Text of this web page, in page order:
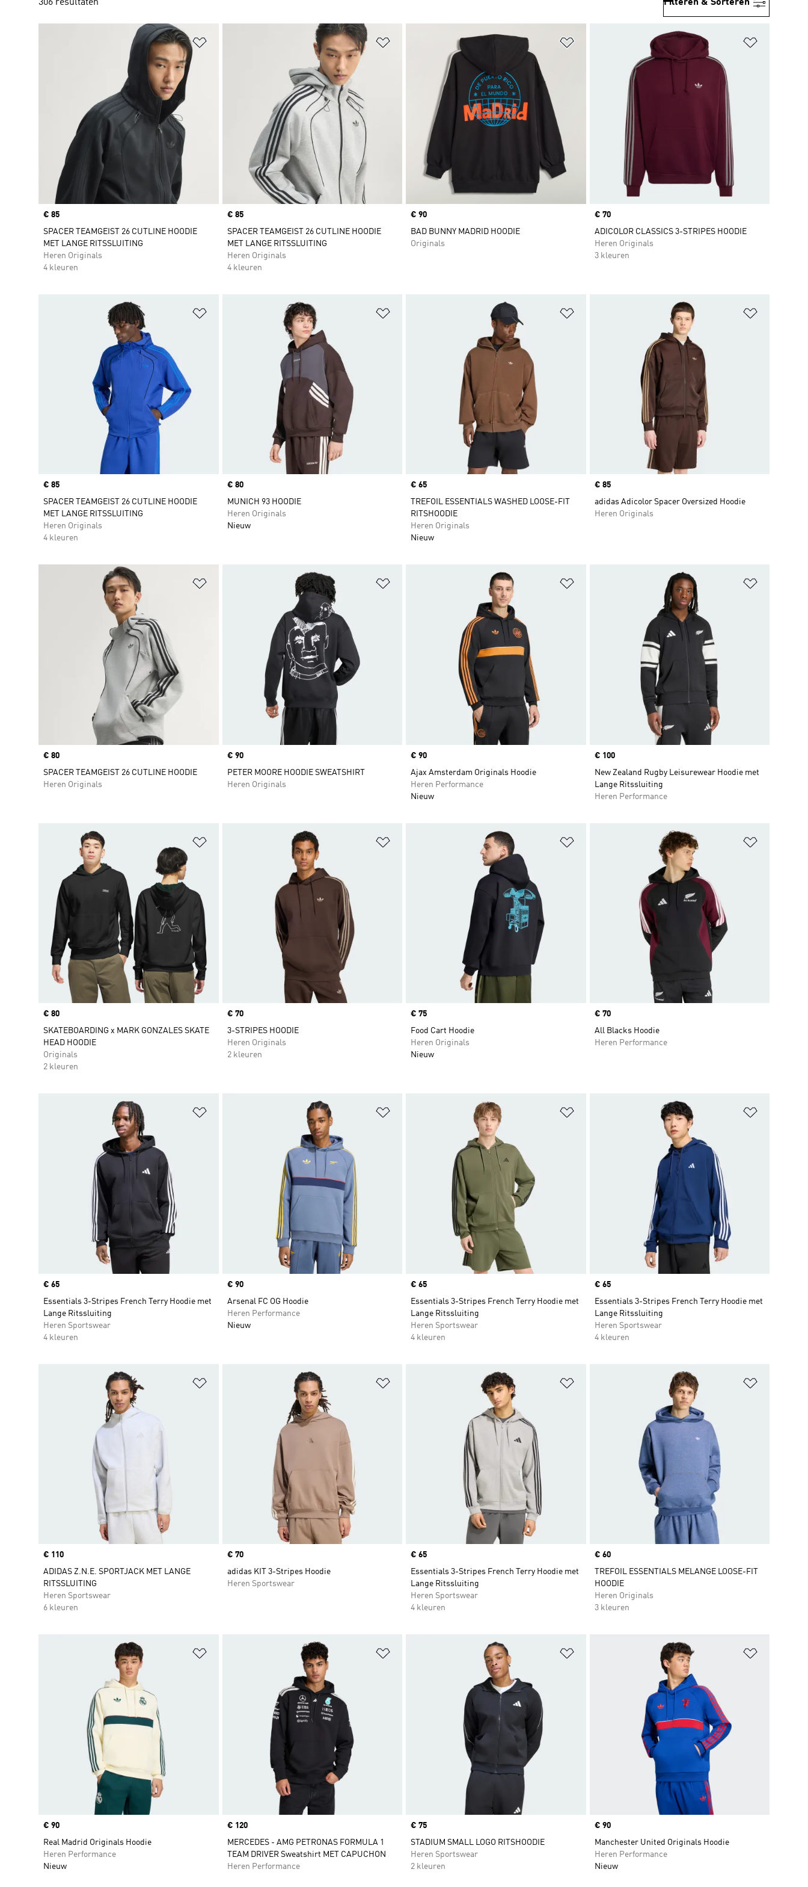
306 resultaten Filteren & Sorteren
Price
€ 85
SPACER TEAMGEIST 26 CUTLINE HOODIE
MET LANGE RITSSLUITING
Heren Originals
4 kleuren
Op verlanglijst zetten
Price
€ 85
SPACER TEAMGEIST 26 CUTLINE HOODIE
MET LANGE RITSSLUITING
Heren Originals
4 kleuren
Op verlanglijst zetten
Price
€ 90
BAD BUNNY MADRID HOODIE
Originals
Price
€ 70
ADICOLOR CLASSICS 3-STRIPES HOODIE
Heren Originals
3 kleuren
Op verlanglijst zetten
Price
€ 85
SPACER TEAMGEIST 26 CUTLINE HOODIE
MET LANGE RITSSLUITING
Heren Originals
4 kleuren
Price
€ 80
MUNICH 93 HOODIE
Heren Originals
Nieuw
Price
€ 65
TREFOIL ESSENTIALS WASHED LOOSE-FIT
RITSHOODIE
Heren Originals
Nieuw
Price
€ 85
adidas Adicolor Spacer Oversized Hoodie
Heren Originals
Op verlanglijst zetten
Price
€ 80
SPACER TEAMGEIST 26 CUTLINE HOODIE
Heren Originals
Price
€ 90
PETER MOORE HOODIE SWEATSHIRT
Heren Originals
Price
€ 90
Ajax Amsterdam Originals Hoodie
Heren Performance
Nieuw
Price
€ 100
New Zealand Rugby Leisurewear Hoodie met
Lange Ritssluiting
Heren Performance
Op verlanglijst zetten
Price
€ 80
SKATEBOARDING x MARK GONZALES SKATE
HEAD HOODIE
Originals
2 kleuren
Price
€ 70
3-STRIPES HOODIE
Heren Originals
2 kleuren
Op verlanglijst zetten
Price
€ 75
Food Cart Hoodie
Heren Originals
Nieuw
Price
€ 70
All Blacks Hoodie
Heren Performance
Price
€ 65
Essentials 3-Stripes French Terry Hoodie met
Lange Ritssluiting
Heren Sportswear
4 kleuren
Op verlanglijst zetten
Price
€ 90
Arsenal FC OG Hoodie
Heren Performance
Nieuw
Op verlanglijst zetten
Price
€ 65
Essentials 3-Stripes French Terry Hoodie met
Lange Ritssluiting
Heren Sportswear
4 kleuren
Price
€ 65
Essentials 3-Stripes French Terry Hoodie met
Lange Ritssluiting
Heren Sportswear
4 kleuren
Op verlanglijst zetten
Price
€ 110
ADIDAS Z.N.E. SPORTJACK MET LANGE
RITSSLUITING
Heren Sportswear
6 kleuren
Price
€ 70
adidas KIT 3-Stripes Hoodie
Heren Sportswear
Price
€ 65
Essentials 3-Stripes French Terry Hoodie met
Lange Ritssluiting
Heren Sportswear
4 kleuren
Price
€ 60
TREFOIL ESSENTIALS MELANGE LOOSE-FIT
HOODIE
Heren Originals
3 kleuren
Price
€ 90
Real Madrid Originals Hoodie
Heren Performance
Nieuw
Price
€ 120
MERCEDES - AMG PETRONAS FORMULA 1
TEAM DRIVER Sweatshirt MET CAPUCHON
Heren Performance
Op verlanglijst zetten
Price
€ 75
STADIUM SMALL LOGO RITSHOODIE
Heren Sportswear
2 kleuren
Price
€ 90
Manchester United Originals Hoodie
Heren Performance
Nieuw